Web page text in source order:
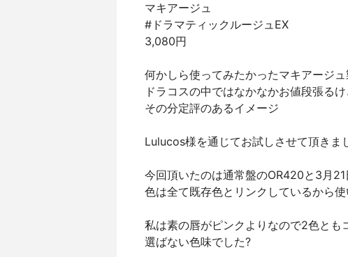
マキアージュ
#ドラマティックルージュEX
3,080円
何かしら使ってみたかったマキアージュ
ドラコスの中ではなかなかお値段張る
その分定評のあるイメージ
Lulucos様を通じてお試しさせて頂きま
今回頂いたのは通常盤のOR420と3月
色は全て既存色とリンクしているから
私は素の唇がピンクよりなので2色とも
選ばない色味でした?